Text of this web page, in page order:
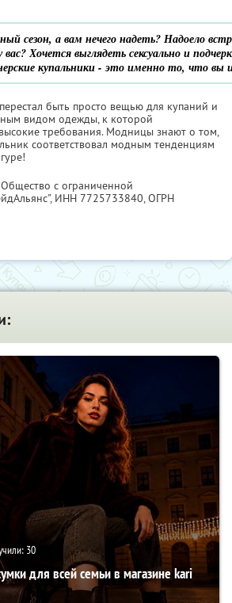
сезон, а вам нечего надеть? Надоело
вас? Хочется выглядеть сексуально и
купальники - это именно то, что вы
быть просто вещью для ку­паний и
видом одежды, к которой
требова­ния. Модницы знают о том,
соответство­вал модным тенденциям
Общество с ограниченной
ИНН 7725733840, ОГРН
30
для всей семьи в магазине kari